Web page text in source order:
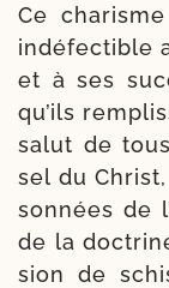
Ce
indé­fec­tible
et à ses
qu’ils
salut de
sel du
son­nées de
de la
sion de